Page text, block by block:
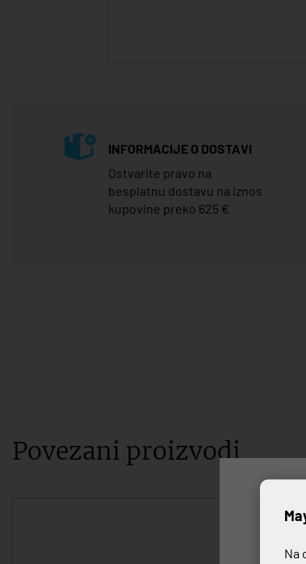
INFORMACIJE O DOSTAVI
Ostvarite pravo na
besplatnu dostavu na iznos
kupovine preko 625 €
Povezani proizvodi
Na